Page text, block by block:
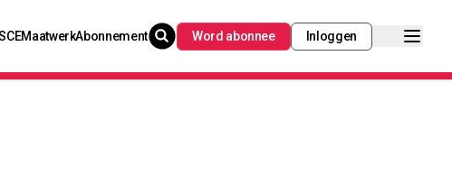
MaatwerkAbonnement Word abonnee Inloggen